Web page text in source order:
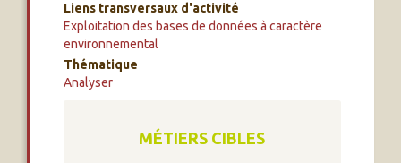
Liens transversaux d'activité
Exploitation des bases de données à caractère
environnemental
Thématique
Analyser
MÉTIERS CIBLES